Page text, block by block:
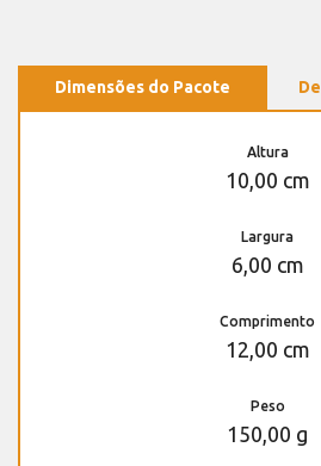
Dimensões do Pacote
Altura
10,00 cm
Largura
6,00 cm
Comprimento
12,00 cm
Peso
150,00 g